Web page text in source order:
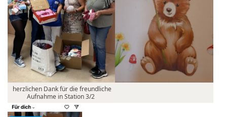
herzlichen Dank für die freundliche
Aufnahme in Station 3/2